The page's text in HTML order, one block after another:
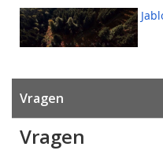
Vragen
Vragen